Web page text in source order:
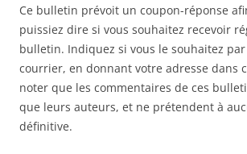
Ce bulletin prévoit un coupon-réponse
puissiez dire si vous souhaitez recevoir
bulletin. Indiquez si vous le souhaitez
courrier, en donnant votre adresse dans
noter que les commentaires de ces
que leurs auteurs, et ne prétendent à
définitive.